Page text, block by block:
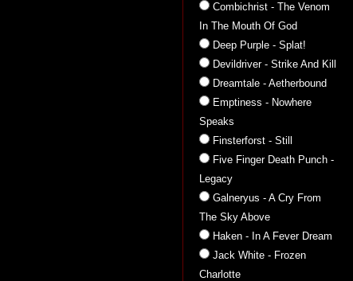
Combichrist - The Venom
In The Mouth Of God
Deep Purple - Splat!
Devildriver - Strike And Kill
Dreamtale - Aetherbound
Emptiness - Nowhere
Speaks
Finsterforst - Still
Five Finger Death Punch -
Legacy
Galneryus - A Cry From
The Sky Above
Haken - In A Fever Dream
Jack White - Frozen
Charlotte